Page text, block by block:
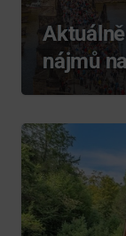
nájmů